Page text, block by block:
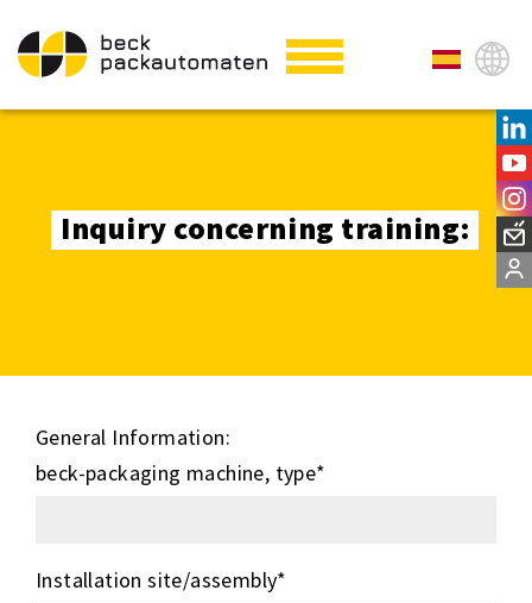
Inquiry concerning training:
General Information:
beck-packaging machine, type*
Installation site/assembly*